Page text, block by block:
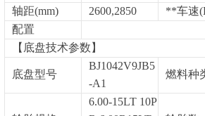
轴距(mm) 2600,2850 **车速
配置
【底盘技术参数】
底盘型号
BJ1042V9JB5
-A1
燃料种
6.00-15LT 10P